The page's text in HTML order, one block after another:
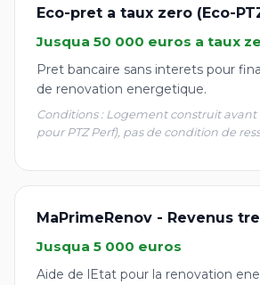
Eco-pret a taux zero (Eco-
Jusqua 50 000 euros a taux
Pret bancaire sans interets pour
de renovation energetique.
Conditions : Logement construit avant
pour PTZ Perf), pas de condition de
MaPrimeRenov - Revenus
Jusqua 5 000 euros
Aide de lEtat pour la renovation